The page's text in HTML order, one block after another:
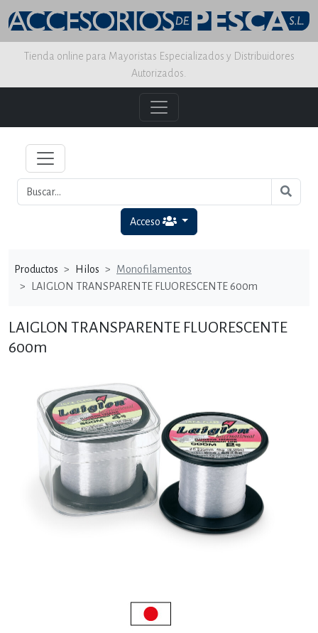
Tienda online para Mayoristas Especializados y Distribuidores
Autorizados.
Acceso
Productos Hilos
Monofilamentos
LAIGLON TRANSPARENTE FLUORESCENTE 600m
LAIGLON TRANSPARENTE FLUORESCENTE
600m